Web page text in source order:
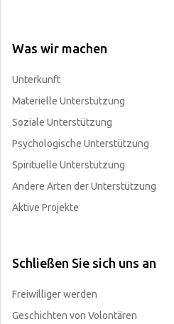
Was wir machen
Unterkunft
Materielle Unterstützung
Soziale Unterstützung
Psychologische Unterstützung
Spirituelle Unterstützung
Andere Arten der Unterstützung
Aktive Projekte
Schließen Sie sich uns an
Freiwilliger werden
Geschichten von Volontären